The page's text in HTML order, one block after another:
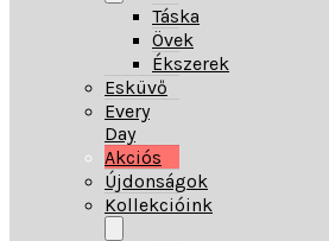
Táska
Övek
Ékszerek
Esküvő
Every
Day
Akciós
Újdonságok
Kollekcióink